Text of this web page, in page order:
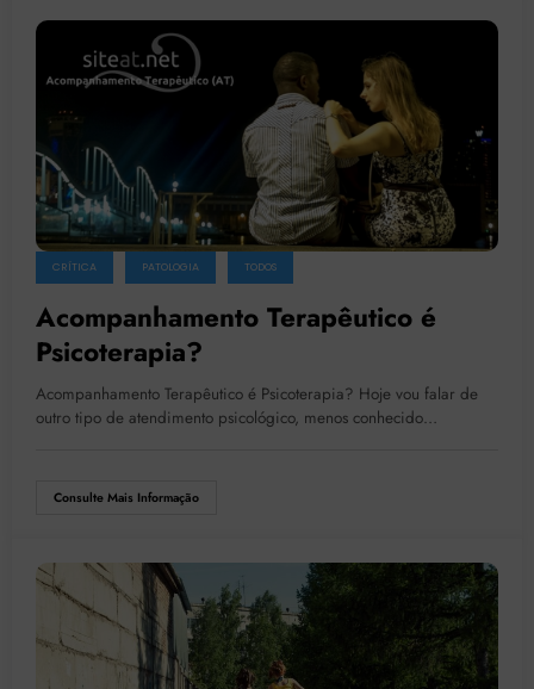
CRÍTICA PATOLOGIA TODOS
Acompanhamento Terapêutico é
Psicoterapia?
Acompanhamento Terapêutico é Psicoterapia? Hoje vou falar de
outro tipo de atendimento psicológico, menos conhecido…
Consulte Mais Informação